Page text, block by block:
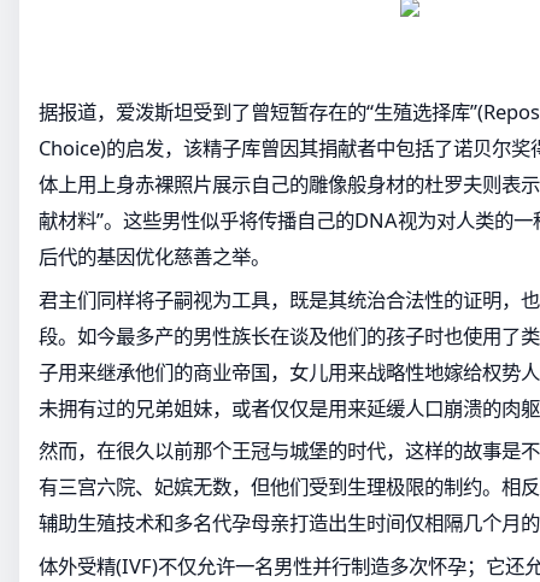
据报道，爱泼斯坦受到了曾短暂存在的“生殖选择库
Choice)的启发，该精子库曾因其捐献者中包括了诺贝尔
体上用上身赤裸照片展示自己的雕像般身材的杜罗夫则表
献材料”。这些男性似乎将传播自己的DNA视为对人类的
后代的基因优化慈善之举。
君主们同样将子嗣视为工具，既是其统治合法性的证明，
段。如今最多产的男性族长在谈及他们的孩子时也使用
子用来继承他们的商业帝国，女儿用来战略性地嫁给权势
未拥有过的兄弟姐妹，或者仅仅是用来延缓人口崩溃的肉
然而，在很久以前那个王冠与城堡的时代，这样的故事是
有三宫六院、妃嫔无数，但他们受到生理极限的制约。相
辅助生殖技术和多名代孕母亲打造出生时间仅相隔几个月
体外受精(IVF)不仅允许一名男性并行制造多次怀孕；它还